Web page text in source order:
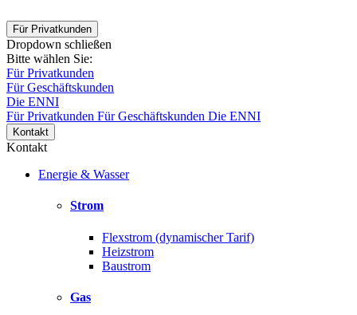
Für Privatkunden
Dropdown schließen
Bitte wählen Sie:
Für Privatkunden
Für Geschäftskunden
Die ENNI
Für Privatkunden Für Geschäftskunden Die ENNI
Kontakt
Kontakt
Energie & Wasser
Strom
Flexstrom (dynamischer Tarif)
Heizstrom
Baustrom
Gas